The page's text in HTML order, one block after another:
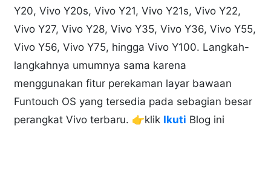
Y20, Vivo Y20s, Vivo Y21, Vivo Y21s, Vivo Y22,
Vivo Y27, Vivo Y28, Vivo Y35, Vivo Y36, Vivo Y55,
Vivo Y56, Vivo Y75, hingga Vivo Y100. Langkah-
langkahnya umumnya sama karena
menggunakan fitur perekaman layar bawaan
Funtouch OS yang tersedia pada sebagian besar
perangkat Vivo terbaru. 👉klik Ikuti Blog ini